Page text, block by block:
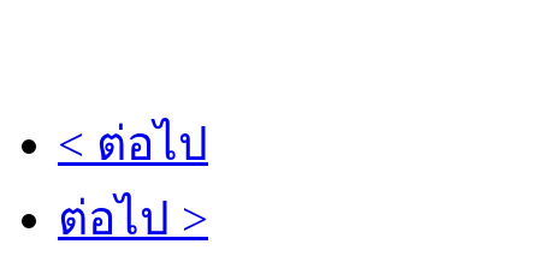
< ต่อไป
ต่อไป >